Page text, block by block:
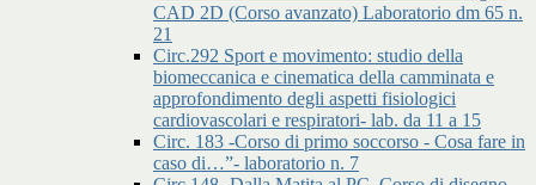
CAD 2D (Corso avanzato) Laboratorio dm 65 n.
21
Circ.292 Sport e movimento: studio della
biomeccanica e cinematica della camminata e
approfondimento degli aspetti fisiologici
cardiovascolari e respiratori- lab. da 11 a 15
Circ. 183 -Corso di primo soccorso - Cosa fare in
caso di…”- laboratorio n. 7